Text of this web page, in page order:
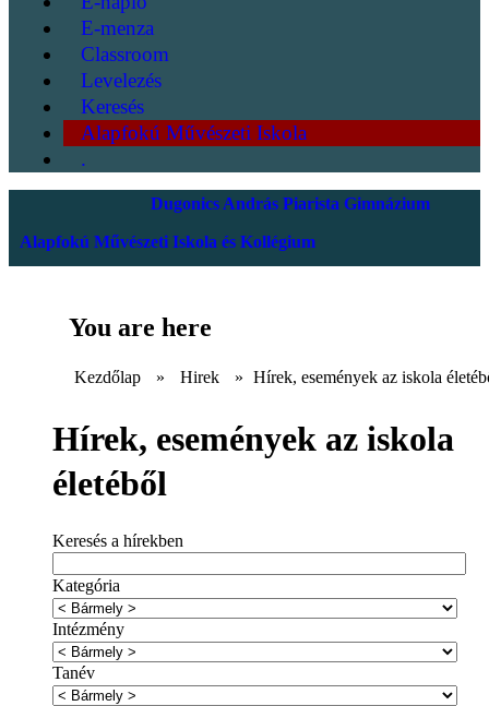
E-menza
Classroom
Levelezés
Keresés
Alapfokú Művészeti Iskola
.
Dugonics András Piarista Gimnázium
Alapfokú Művészeti Iskola és Kollégium
You are here
Kezdőlap » Hirek » Hírek, események az iskola
Hírek, események az iskola
életéből
Keresés a hírekben
Kategória
Intézmény
Tanév